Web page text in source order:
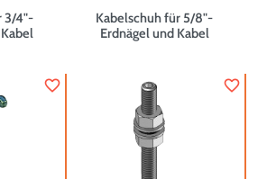
3/4"-
Kabelschuh für 5/8"-
Erdnägel und Kabel
favorite_border favorite_border